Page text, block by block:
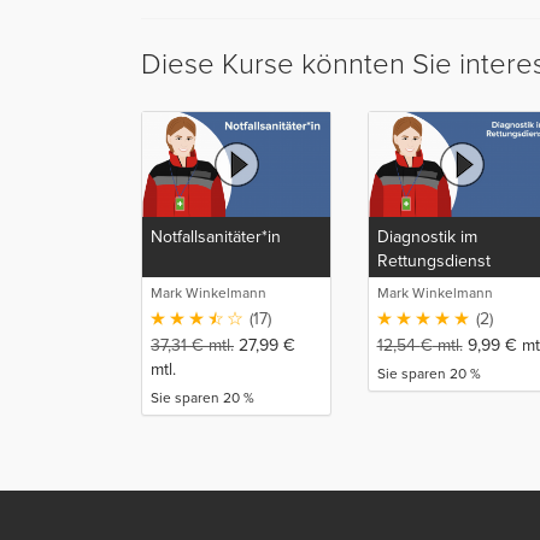
Diese Kurse könnten Sie
Notfallsanitäter*in
Mark Winkelmann
(17)
37,31€mtl. 27,99 €
mtl.
Sie sparen 20 %
Diagnostik im
Rettungsdienst
Mark Winkelmann
(2)
12,54€mtl. 9,99 €
Sie sparen 20 %